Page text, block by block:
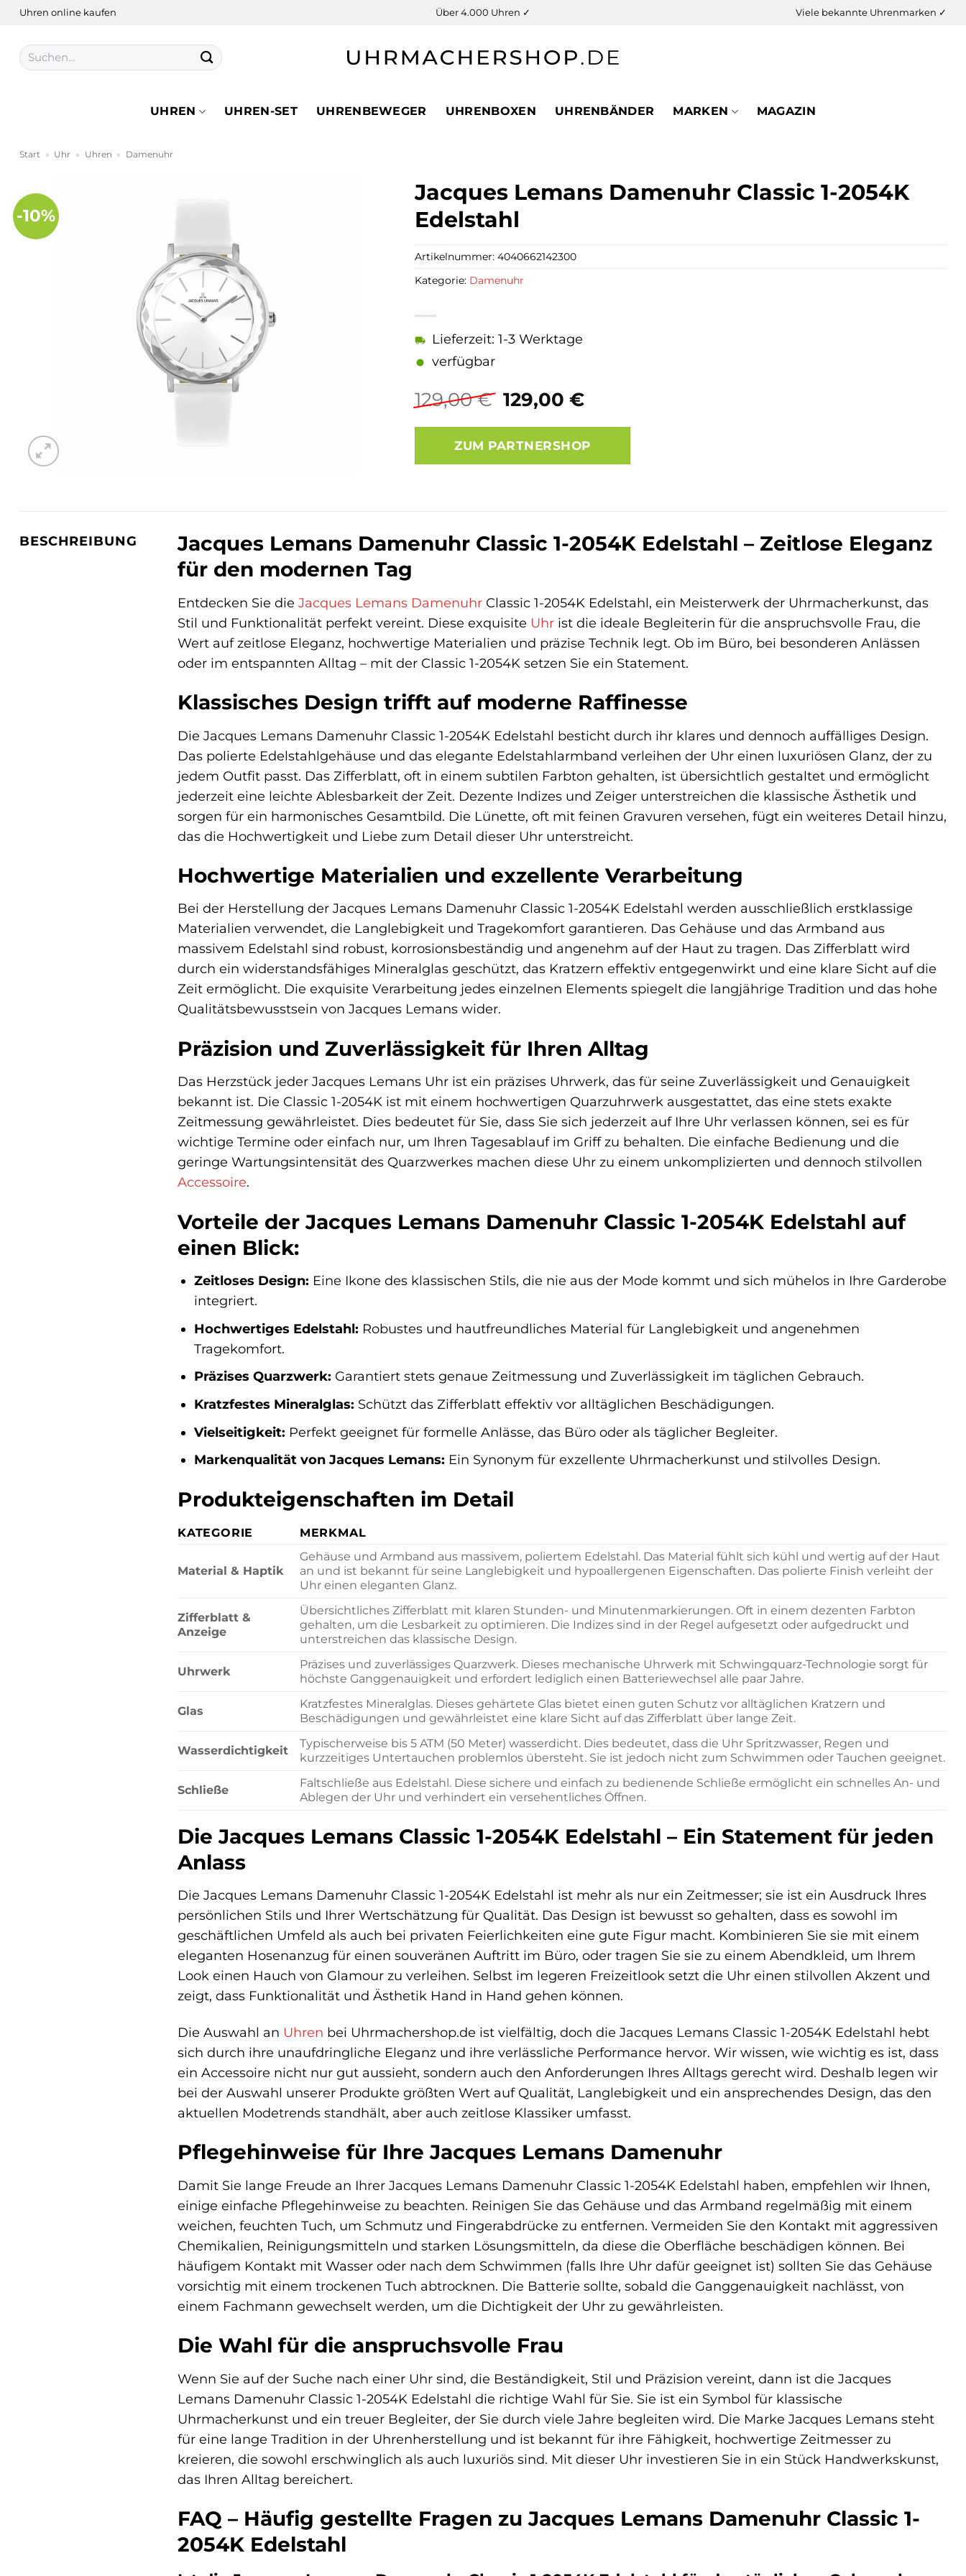
Zum
springen
Uhren online kaufen Über 4.000 Uhren ✓ Viele bekannte Uhrenmarken ✓
Suchen
nach:
UHREN UHREN-SET UHRENBEWEGER UHRENBOXEN UHRENBÄNDER MARKEN MAGAZIN
Start » Uhr » Uhren » Damenuhr
-10%
Jacques Lemans Damenuhr Classic 1-2054K
Edelstahl
129,00€ Ursprünglicher
war:
129,00 €
129,00 €Aktueller
ist:
129,00 €.
Lieferzeit: 1-3 Werktage
verfügbar
ZUM PARTNERSHOP
Artikelnummer: 4040662142300
Kategorie: Damenuhr
BESCHREIBUNG
Jacques Lemans Damenuhr Classic 1-2054K Edelstahl – Zeitlose Eleganz
für den modernen Tag
Entdecken Sie die Jacques Lemans Damenuhr Classic 1-2054K Edelstahl, ein Meisterwerk der Uhrmacherkunst, das
Stil und Funktionalität perfekt vereint. Diese exquisite Uhr ist die ideale Begleiterin für die anspruchsvolle Frau, die
Wert auf zeitlose Eleganz, hochwertige Materialien und präzise Technik legt. Ob im Büro, bei besonderen Anlässen
oder im entspannten Alltag – mit der Classic 1-2054K setzen Sie ein Statement.
Klassisches Design trifft auf moderne Raffinesse
Die Jacques Lemans Damenuhr Classic 1-2054K Edelstahl besticht durch ihr klares und dennoch auffälliges Design.
Das polierte Edelstahlgehäuse und das elegante Edelstahlarmband verleihen der Uhr einen luxuriösen Glanz, der zu
jedem Outfit passt. Das Zifferblatt, oft in einem subtilen Farbton gehalten, ist übersichtlich gestaltet und ermöglicht
jederzeit eine leichte Ablesbarkeit der Zeit. Dezente Indizes und Zeiger unterstreichen die klassische Ästhetik und
sorgen für ein harmonisches Gesamtbild. Die Lünette, oft mit feinen Gravuren versehen, fügt ein weiteres Detail hinzu,
das die Hochwertigkeit und Liebe zum Detail dieser Uhr unterstreicht.
Hochwertige Materialien und exzellente Verarbeitung
Bei der Herstellung der Jacques Lemans Damenuhr Classic 1-2054K Edelstahl werden ausschließlich erstklassige
Materialien verwendet, die Langlebigkeit und Tragekomfort garantieren. Das Gehäuse und das Armband aus
massivem Edelstahl sind robust, korrosionsbeständig und angenehm auf der Haut zu tragen. Das Zifferblatt wird
durch ein widerstandsfähiges Mineralglas geschützt, das Kratzern effektiv entgegenwirkt und eine klare Sicht auf die
Zeit ermöglicht. Die exquisite Verarbeitung jedes einzelnen Elements spiegelt die langjährige Tradition und das hohe
Qualitätsbewusstsein von Jacques Lemans wider.
Präzision und Zuverlässigkeit für Ihren Alltag
Das Herzstück jeder Jacques Lemans Uhr ist ein präzises Uhrwerk, das für seine Zuverlässigkeit und Genauigkeit
bekannt ist. Die Classic 1-2054K ist mit einem hochwertigen Quarzuhrwerk ausgestattet, das eine stets exakte
Zeitmessung gewährleistet. Dies bedeutet für Sie, dass Sie sich jederzeit auf Ihre Uhr verlassen können, sei es für
wichtige Termine oder einfach nur, um Ihren Tagesablauf im Griff zu behalten. Die einfache Bedienung und die
geringe Wartungsintensität des Quarzwerkes machen diese Uhr zu einem unkomplizierten und dennoch stilvollen
Accessoire.
Vorteile der Jacques Lemans Damenuhr Classic 1-2054K Edelstahl auf
einen Blick:
Zeitloses Design: Eine Ikone des klassischen Stils, die nie aus der Mode kommt und sich mühelos in Ihre Garderobe
integriert.
Hochwertiges Edelstahl: Robustes und hautfreundliches Material für Langlebigkeit und angenehmen
Tragekomfort.
Präzises Quarzwerk: Garantiert stets genaue Zeitmessung und Zuverlässigkeit im täglichen Gebrauch.
Kratzfestes Mineralglas: Schützt das Zifferblatt effektiv vor alltäglichen Beschädigungen.
Vielseitigkeit: Perfekt geeignet für formelle Anlässe, das Büro oder als täglicher Begleiter.
Markenqualität von Jacques Lemans: Ein Synonym für exzellente Uhrmacherkunst und stilvolles Design.
Produkteigenschaften im Detail
KATEGORIE MERKMAL
Material & Haptik
Gehäuse und Armband aus massivem, poliertem Edelstahl. Das Material fühlt sich kühl und wertig auf der Haut
an und ist bekannt für seine Langlebigkeit und hypoallergenen Eigenschaften. Das polierte Finish verleiht der
Uhr einen eleganten Glanz.
Zifferblatt &
Anzeige
Übersichtliches Zifferblatt mit klaren Stunden- und Minutenmarkierungen. Oft in einem dezenten Farbton
gehalten, um die Lesbarkeit zu optimieren. Die Indizes sind in der Regel aufgesetzt oder aufgedruckt und
unterstreichen das klassische Design.
Uhrwerk
Präzises und zuverlässiges Quarzwerk. Dieses mechanische Uhrwerk mit Schwingquarz-Technologie sorgt für
höchste Ganggenauigkeit und erfordert lediglich einen Batteriewechsel alle paar Jahre.
Glas
Kratzfestes Mineralglas. Dieses gehärtete Glas bietet einen guten Schutz vor alltäglichen Kratzern und
Beschädigungen und gewährleistet eine klare Sicht auf das Zifferblatt über lange Zeit.
Wasserdichtigkeit
Typischerweise bis 5 ATM (50 Meter) wasserdicht. Dies bedeutet, dass die Uhr Spritzwasser, Regen und
kurzzeitiges Untertauchen problemlos übersteht. Sie ist jedoch nicht zum Schwimmen oder Tauchen geeignet.
Schließe
Faltschließe aus Edelstahl. Diese sichere und einfach zu bedienende Schließe ermöglicht ein schnelles An- und
Ablegen der Uhr und verhindert ein versehentliches Öffnen.
Die Jacques Lemans Classic 1-2054K Edelstahl – Ein Statement für jeden
Anlass
Die Jacques Lemans Damenuhr Classic 1-2054K Edelstahl ist mehr als nur ein Zeitmesser; sie ist ein Ausdruck Ihres
persönlichen Stils und Ihrer Wertschätzung für Qualität. Das Design ist bewusst so gehalten, dass es sowohl im
geschäftlichen Umfeld als auch bei privaten Feierlichkeiten eine gute Figur macht. Kombinieren Sie sie mit einem
eleganten Hosenanzug für einen souveränen Auftritt im Büro, oder tragen Sie sie zu einem Abendkleid, um Ihrem
Look einen Hauch von Glamour zu verleihen. Selbst im legeren Freizeitlook setzt die Uhr einen stilvollen Akzent und
zeigt, dass Funktionalität und Ästhetik Hand in Hand gehen können.
Die Auswahl an Uhren bei Uhrmachershop.de ist vielfältig, doch die Jacques Lemans Classic 1-2054K Edelstahl hebt
sich durch ihre unaufdringliche Eleganz und ihre verlässliche Performance hervor. Wir wissen, wie wichtig es ist, dass
ein Accessoire nicht nur gut aussieht, sondern auch den Anforderungen Ihres Alltags gerecht wird. Deshalb legen wir
bei der Auswahl unserer Produkte größten Wert auf Qualität, Langlebigkeit und ein ansprechendes Design, das den
aktuellen Modetrends standhält, aber auch zeitlose Klassiker umfasst.
Pflegehinweise für Ihre Jacques Lemans Damenuhr
Damit Sie lange Freude an Ihrer Jacques Lemans Damenuhr Classic 1-2054K Edelstahl haben, empfehlen wir Ihnen,
einige einfache Pflegehinweise zu beachten. Reinigen Sie das Gehäuse und das Armband regelmäßig mit einem
weichen, feuchten Tuch, um Schmutz und Fingerabdrücke zu entfernen. Vermeiden Sie den Kontakt mit aggressiven
Chemikalien, Reinigungsmitteln und starken Lösungsmitteln, da diese die Oberfläche beschädigen können. Bei
häufigem Kontakt mit Wasser oder nach dem Schwimmen (falls Ihre Uhr dafür geeignet ist) sollten Sie das Gehäuse
vorsichtig mit einem trockenen Tuch abtrocknen. Die Batterie sollte, sobald die Ganggenauigkeit nachlässt, von
einem Fachmann gewechselt werden, um die Dichtigkeit der Uhr zu gewährleisten.
Die Wahl für die anspruchsvolle Frau
Wenn Sie auf der Suche nach einer Uhr sind, die Beständigkeit, Stil und Präzision vereint, dann ist die Jacques
Lemans Damenuhr Classic 1-2054K Edelstahl die richtige Wahl für Sie. Sie ist ein Symbol für klassische
Uhrmacherkunst und ein treuer Begleiter, der Sie durch viele Jahre begleiten wird. Die Marke Jacques Lemans steht
für eine lange Tradition in der Uhrenherstellung und ist bekannt für ihre Fähigkeit, hochwertige Zeitmesser zu
kreieren, die sowohl erschwinglich als auch luxuriös sind. Mit dieser Uhr investieren Sie in ein Stück Handwerkskunst,
das Ihren Alltag bereichert.
FAQ – Häufig gestellte Fragen zu Jacques Lemans Damenuhr Classic 1-
2054K Edelstahl